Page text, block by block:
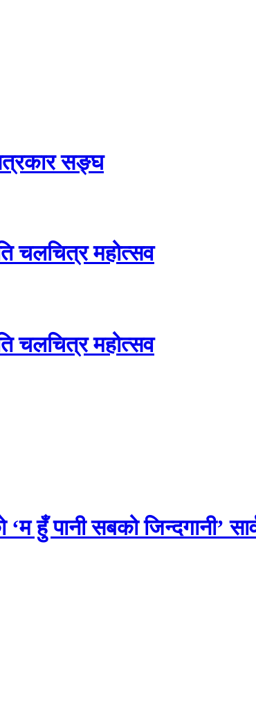
सङ्घ
चलचित्र महोत्सव
चलचित्र महोत्सव
हुँ पानी सबको जिन्दगानी’